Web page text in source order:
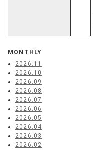
MONTHLY
2026.11
2026.10
2026.09
2026.08
2026.07
2026.06
2026.05
2026.04
2026.03
2026.02